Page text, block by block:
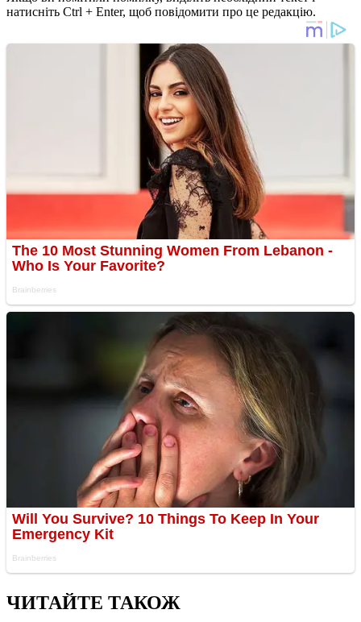
натисніть Ctrl + Enter, щоб повідомити про це редакцію.
ЧИТАЙТЕ ТАКОЖ